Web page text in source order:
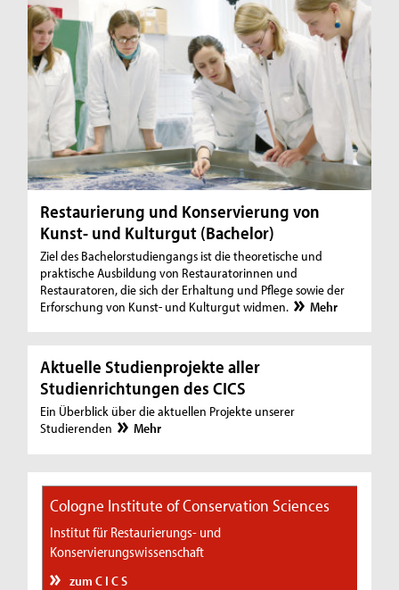
Restaurierung und Konservierung von
Kunst- und Kulturgut (Bachelor)
Ziel des Bachelorstudiengangs ist die theoretische und
praktische Ausbildung von Restauratorinnen und
Restauratoren, die sich der Erhaltung und Pflege sowie der
Erforschung von Kunst- und Kulturgut widmen.
Mehr
Aktuelle Studienprojekte aller
Studienrichtungen des CICS
Ein Überblick über die aktuellen Projekte unserer
Studierenden
Mehr
Cologne Institute of Conservation Sciences
Institut für Restaurierungs- und
Konservierungswissenschaft
zum C I C S